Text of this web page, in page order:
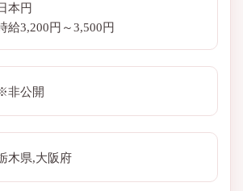
本円
給3,200円～3,500円
非公開
木県,大阪府